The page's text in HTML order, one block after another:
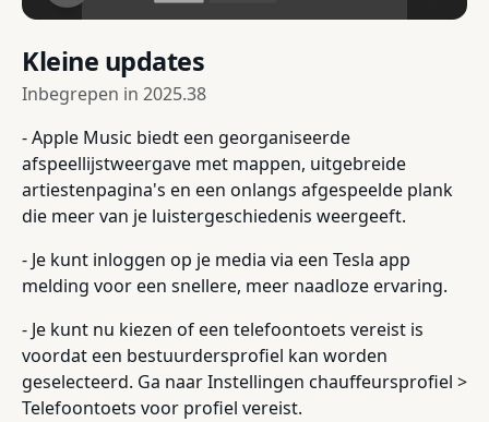
Kleine updates
Inbegrepen in 2025.38
- Apple Music biedt een georganiseerde
afspeellijstweergave met mappen, uitgebreide
artiestenpagina's en een onlangs afgespeelde plank
die meer van je luistergeschiedenis weergeeft.
- Je kunt inloggen op je media via een Tesla app
melding voor een snellere, meer naadloze ervaring.
- Je kunt nu kiezen of een telefoontoets vereist is
voordat een bestuurdersprofiel kan worden
geselecteerd. Ga naar Instellingen chauffeursprofiel >
Telefoontoets voor profiel vereist.